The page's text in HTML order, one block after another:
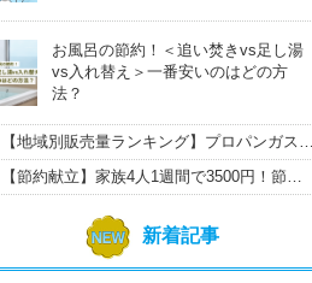
お風呂の節約！＜追い焚きvs足し湯
vs入れ替え＞一番安いのはどの方
法？
【地域別販売量ランキング】プロパンガス
（LPガス）の主要ガス会社一覧
【節約献立】家族4人1週間で3500円！節約
のコツや調理のポイントも紹介
新着記事